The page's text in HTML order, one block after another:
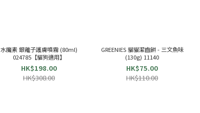
水魔素 銀離子護膚噴霧 (80ml)
024785【貓狗適用】
HK$198.00
HK$308.00
GREENIES 貓貓潔齒餅 - 三文魚味
(130g) 11140
HK$75.00
HK$110.00